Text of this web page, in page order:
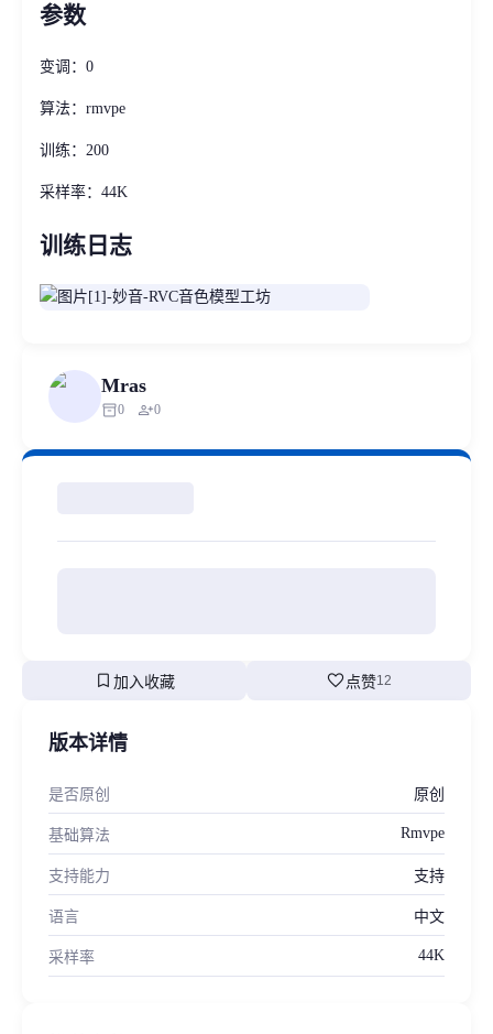
参数
变调：0
算法：rmvpe
训练：200
采样率：44K
训练日志
Mras
inventory_20 person_add0
bookmark 加入收藏 favorite点赞12
版本详情
是否原创 原创
基础算法 Rmvpe
支持能力 支持
语言 中文
采样率 44K